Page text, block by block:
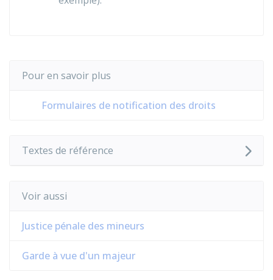
Pour en savoir plus
Formulaires de notification des droits
Textes de référence
Voir aussi
Justice pénale des mineurs
Garde à vue d'un majeur